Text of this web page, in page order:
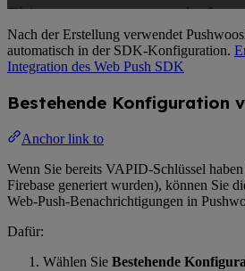
Nach der Erstellung verwendet
automatisch in der SDK-Konfiguration.
Integration des Web Push SDK
Bestehende Konfiguration
Anchor link to
Wenn Sie bereits VAPID-Schlüssel
Firebase generiert wurden), können Sie
Web-Push-Benachrichtigungen in
Dafür:
Wählen Sie Bestehende